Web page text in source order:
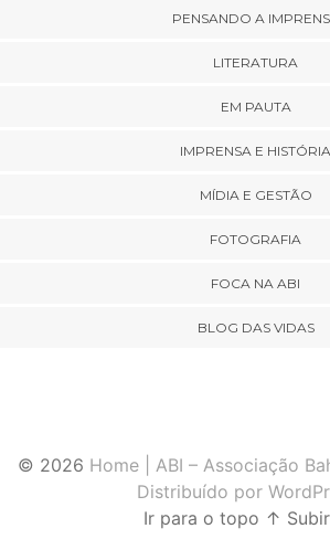
PENSANDO A
LITERATURA
EM PAUTA
IMPRENSA E HISTÓRIA
MÍDIA E GESTÃO
FOTOGRAFIA
FOCA NA ABI
BLOG DAS VIDAS
© 2026 Home | ABI – Associação
Distribuído por
Ir para o topo ↑ Subir